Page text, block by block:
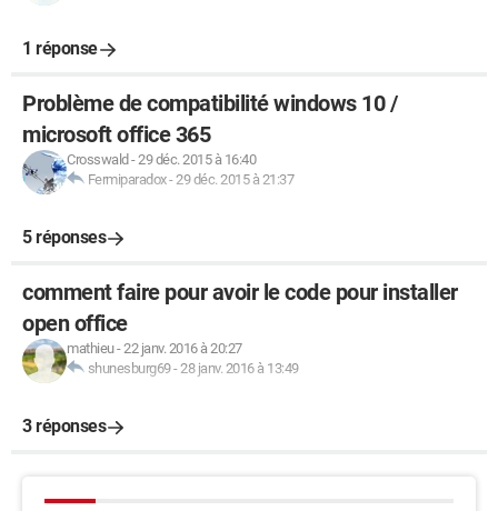
1 réponse
Problème de compatibilité windows 10 /
microsoft office 365
Crosswald -29 déc. 2015 à 16:40
Fermiparadox-29 déc. 2015 à 21:37
5 réponses
comment faire pour avoir le code pour installer
open office
mathieu-22 janv. 2016 à 20:27
shunesburg69-28 janv. 2016 à 13:49
3 réponses